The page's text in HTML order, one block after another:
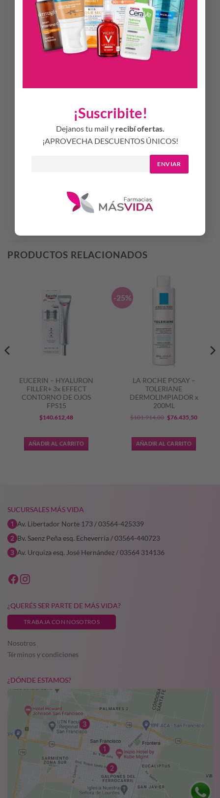
¡Suscribite!
Dejanos tu mail y recibí ofertas.
¡APROVECHA DESCUENTOS ÚNICOS!
ENVIAR
pieles sensibles.
Sensibio Gel Moussant, enriquecido con glucósido de
coco/oleato de glicerilo, un ingrediente activo que imita la
estructura de la piel, tiene propiedades hidratantes y
MODO DE USO
Aplicar sobre la piel húmeda.
Formar espuma.
PRODUCTOS RELACIONADOS
EUCERIN – HYALURON
FILLER+ 3x EFFECT
CONTORNO DE OJOS
FPS15
$140.612,48
AÑADIR AL CARRITO
-25%
LA ROCHE POSAY –
TOLERIANE
DERMOLIMPIADOR x
200ML
$101.914,00 El
original
era:
$76.435,50El
AÑADIR AL CARRITO
SUCURSALES MÁS VIDA
Av. Libertador Norte 173 / 03564-425339
Bv. Saenz Peña esq. Echeverría / 03564-440723
Av. Urquiza esq. José Hernández / 03564 314136
¿QUERÉS SER PARTE DE MÁS VIDA?
TRABAJA CON NOSOTROS
Nosotros
Términos y condiciones
¿DÓNDE ESTAMOS?